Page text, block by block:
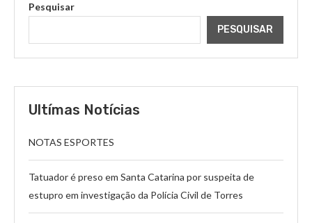
Pesquisar
PESQUISAR
Ultímas Notícias
NOTAS ESPORTES
Tatuador é preso em Santa Catarina por suspeita de
estupro em investigação da Polícia Civil de Torres